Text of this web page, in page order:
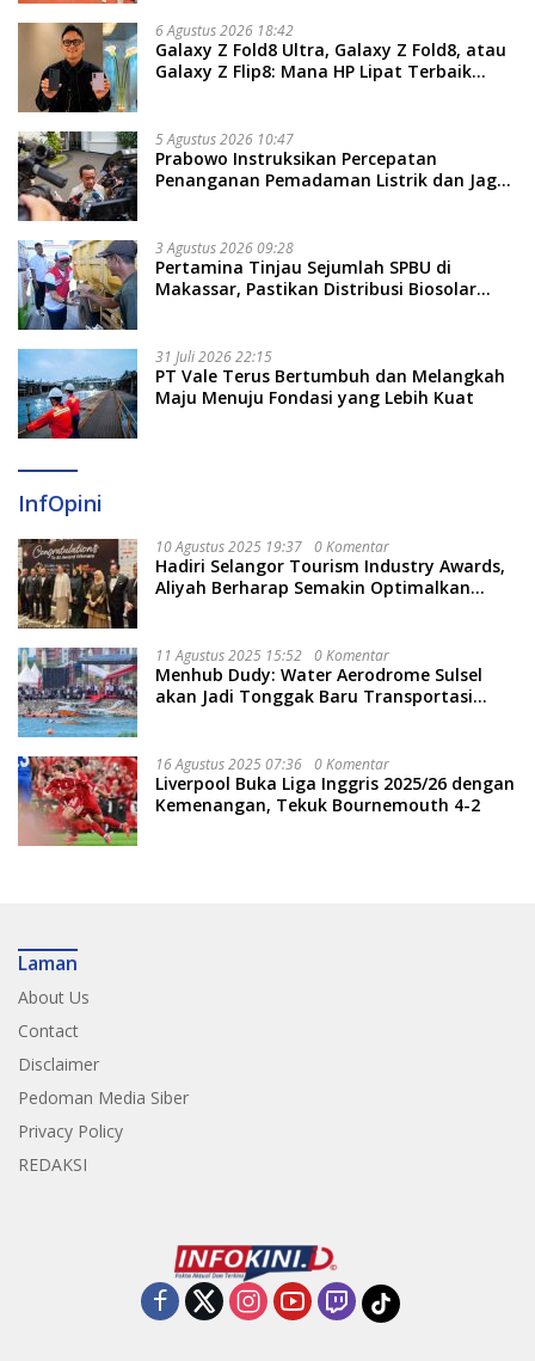
6 Agustus 2026 18:42
Galaxy Z Fold8 Ultra, Galaxy Z Fold8, atau
Galaxy Z Flip8: Mana HP Lipat Terbaik
5 Agustus 2026 10:47
Prabowo Instruksikan Percepatan
Penanganan Pemadaman Listrik dan Jaga
3 Agustus 2026 09:28
Pertamina Tinjau Sejumlah SPBU di
Makassar, Pastikan Distribusi Biosolar
31 Juli 2026 22:15
PT Vale Terus Bertumbuh dan Melangkah
Maju Menuju Fondasi yang Lebih Kuat
InfOpini
10 Agustus 2025 19:37 0 Komentar
Hadiri Selangor Tourism Industry Awards,
Aliyah Berharap Semakin Optimalkan
11 Agustus 2025 15:52 0 Komentar
Menhub Dudy: Water Aerodrome Sulsel
akan Jadi Tonggak Baru Transportasi
16 Agustus 2025 07:36 0 Komentar
Liverpool Buka Liga Inggris 2025/26 dengan
Kemenangan, Tekuk Bournemouth 4-2
Laman
About Us
Contact
Disclaimer
Pedoman Media Siber
Privacy Policy
REDAKSI